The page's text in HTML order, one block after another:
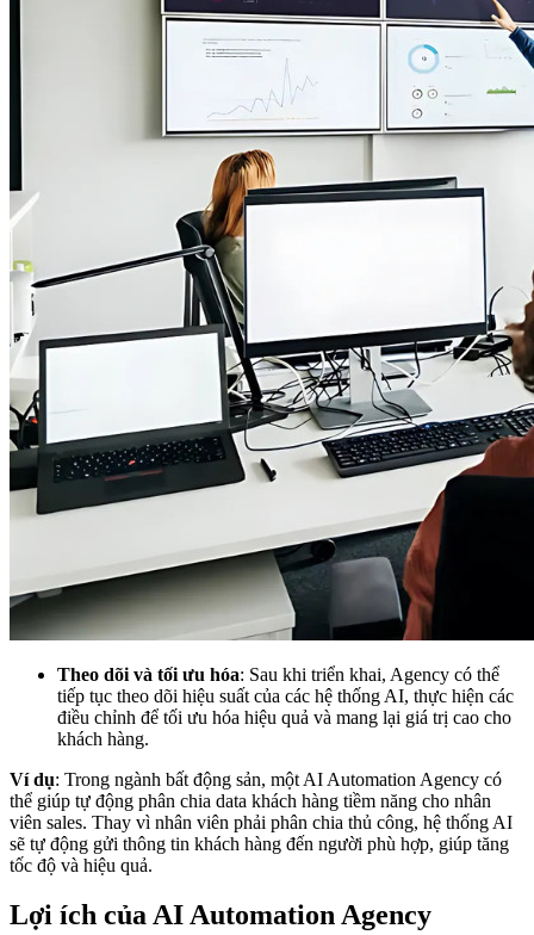
Theo dõi và tối ưu hóa: Sau khi triển khai, Agency có thể
tiếp tục theo dõi hiệu suất của các hệ thống AI, thực hiện các
điều chỉnh để tối ưu hóa hiệu quả và mang lại giá trị cao cho
khách hàng.
Ví dụ: Trong ngành bất động sản, một AI Automation Agency có
thể giúp tự động phân chia data khách hàng tiềm năng cho nhân
viên sales. Thay vì nhân viên phải phân chia thủ công, hệ thống AI
sẽ tự động gửi thông tin khách hàng đến người phù hợp, giúp tăng
tốc độ và hiệu quả.
Lợi ích của AI Automation Agency